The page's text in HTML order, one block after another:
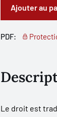
Ajouter au
PDF:
Le droit est